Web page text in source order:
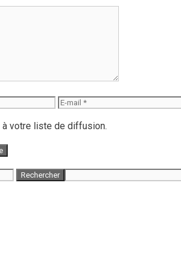
E-
à votre liste de diffusion.